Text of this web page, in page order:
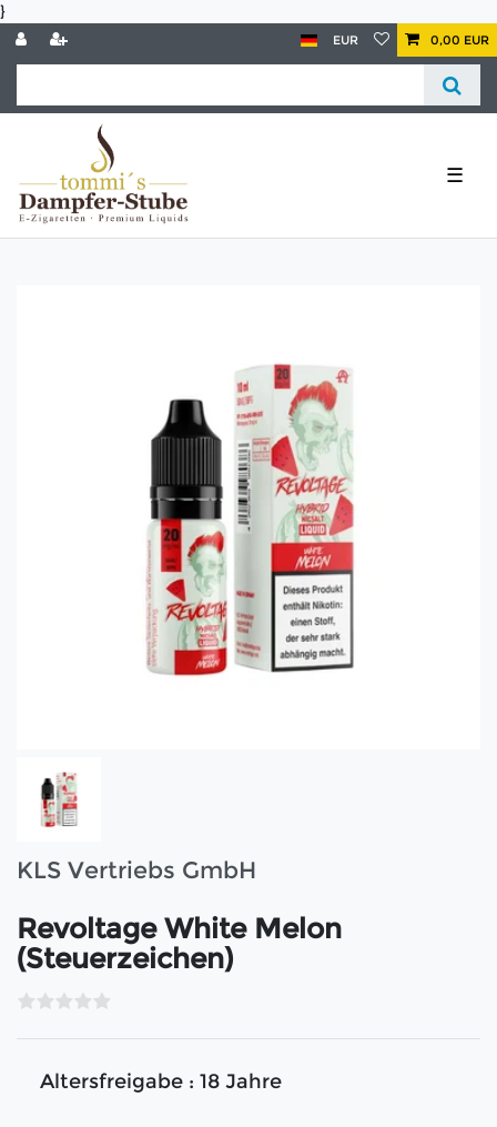
}
EUR 0,00 EUR
☰
KLS Vertriebs GmbH
Revoltage White Melon
(Steuerzeichen)
Altersfreigabe : 18 Jahre